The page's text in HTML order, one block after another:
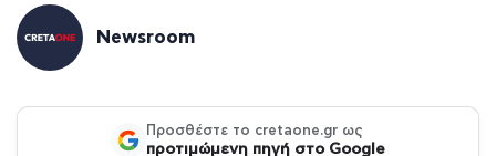
Newsroom
Προσθέστε το cretaone.gr ως
προτιμώμενη πηγή στο Google